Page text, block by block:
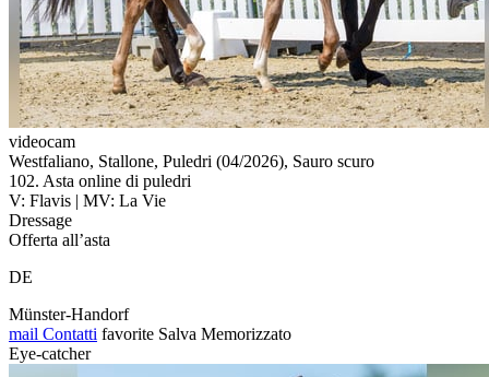
videocam
Westfaliano, Stallone, Puledri (04/2026), Sauro scuro
102. Asta online di puledri
V: Flavis | MV: La Vie
Dressage
Offerta all’asta
DE
Münster-Handorf
mail Contatti favorite Salva Memorizzato
Eye-catcher